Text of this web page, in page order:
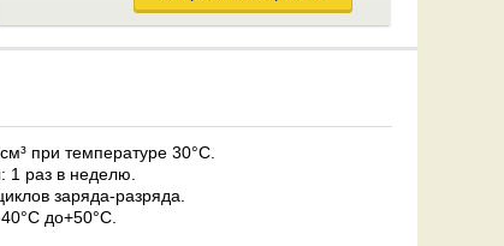
при температуре 30°С.
1 раз в неделю.
заряда-разряда.
до+50°С.